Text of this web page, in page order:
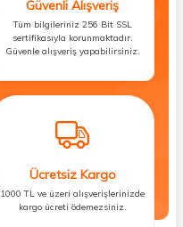
Güvenli Alışveriş
Tüm bilgileriniz 256 Bit SSL
sertifikasıyla korunmaktadır.
Güvenle alışveriş yapabilirsiniz.
Ücretsiz Kargo
1000 TL ve üzeri alışverişlerinizde
kargo ücreti ödemezsiniz.